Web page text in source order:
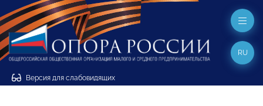
Версия для слабовидящих
RU